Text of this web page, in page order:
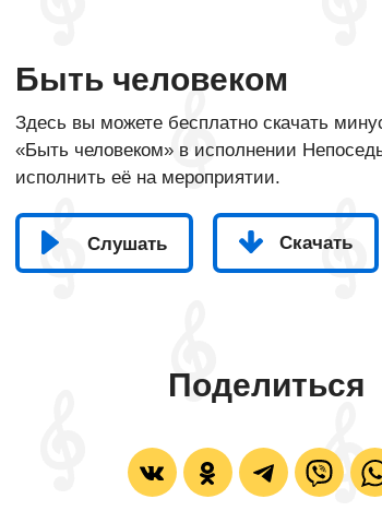
Быть человеком
Здесь вы можете бесплатно скачать
«Быть человеком» в исполнении
исполнить её на мероприятии.
Слушать Скачать
Поделиться